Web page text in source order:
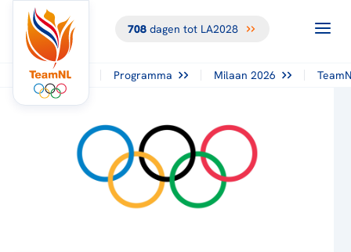
708dagen tot LA2028
Programma Milaan 2026